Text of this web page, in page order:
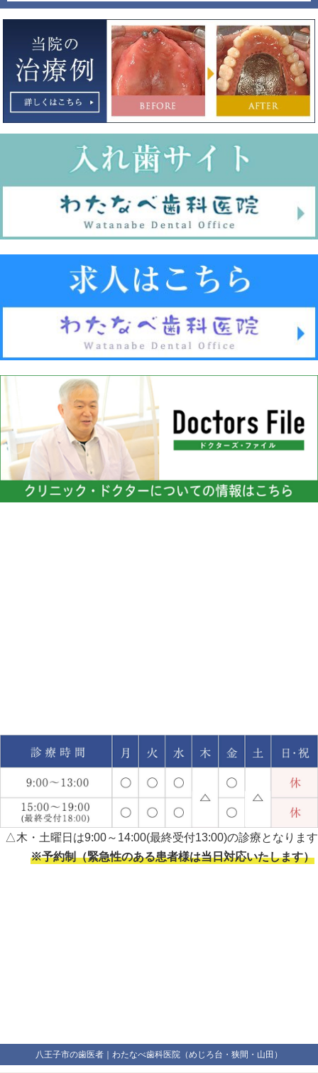
△木・土曜日は9:00～14:00(最終受付13:00)の診療となります
※予約制（緊急性のある患者様は当日対応いたします）
八王子市の歯医者｜わたなべ歯科医院（めじろ台・狭間・山田）